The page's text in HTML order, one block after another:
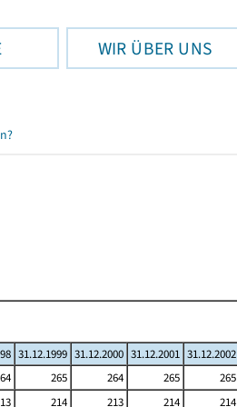
WIR ÜBER UNS
31.12.1999 31.12.2000 31.12.2001 31.12.2002
265 264 265 265
214 213 214 214